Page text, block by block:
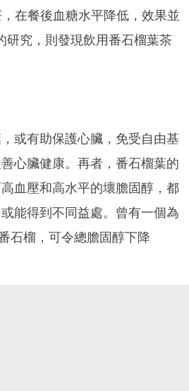
在餐後血糖水平降低，效果並
究，則發現飲用番石榴葉茶
或有助保護心臟，免受自由基
心臟健康。再者，番石榴葉的
血壓和高水平的壞膽固醇，都
能得到不同益處。曾有一個為
石榴，可令總膽固醇下降